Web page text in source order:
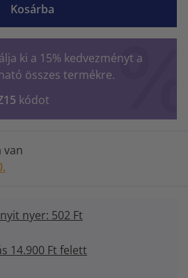
Kosárba
ki a 15% kedvezményt a
összes termékre.
kódot
van
nyer: 502 Ft
14.900 Ft felett